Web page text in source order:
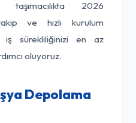
taşımacılıkta 2026
ve hızlı kurulum
iş sürekliliğinizi en az
oluyoruz.
Depolama